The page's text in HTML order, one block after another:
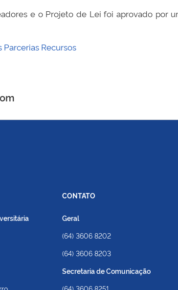
e o Projeto de Lei foi aprovado por
Parcerias Recursos
CONTATO
Geral
(64) 3606 8202
(64) 3606 8203
Secretaria de Comunicação